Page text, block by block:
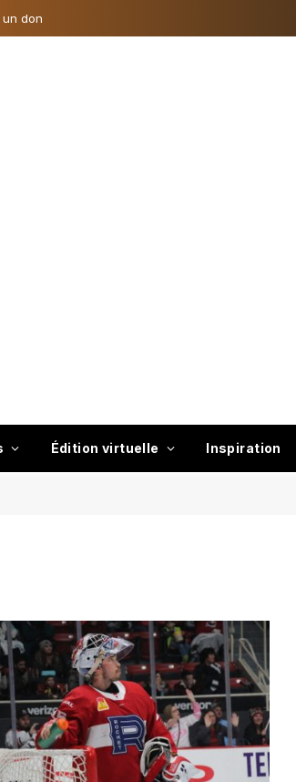
un don
Édition virtuelle Inspiration